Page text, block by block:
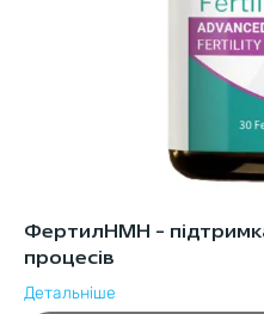
ФертилНМН -
процесів
Детальніше